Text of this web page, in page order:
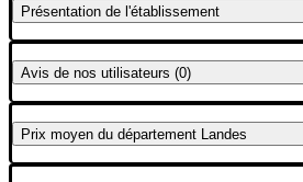
Présentation de l'établissement
Avis de nos utilisateurs (0)
Prix moyen du département Landes